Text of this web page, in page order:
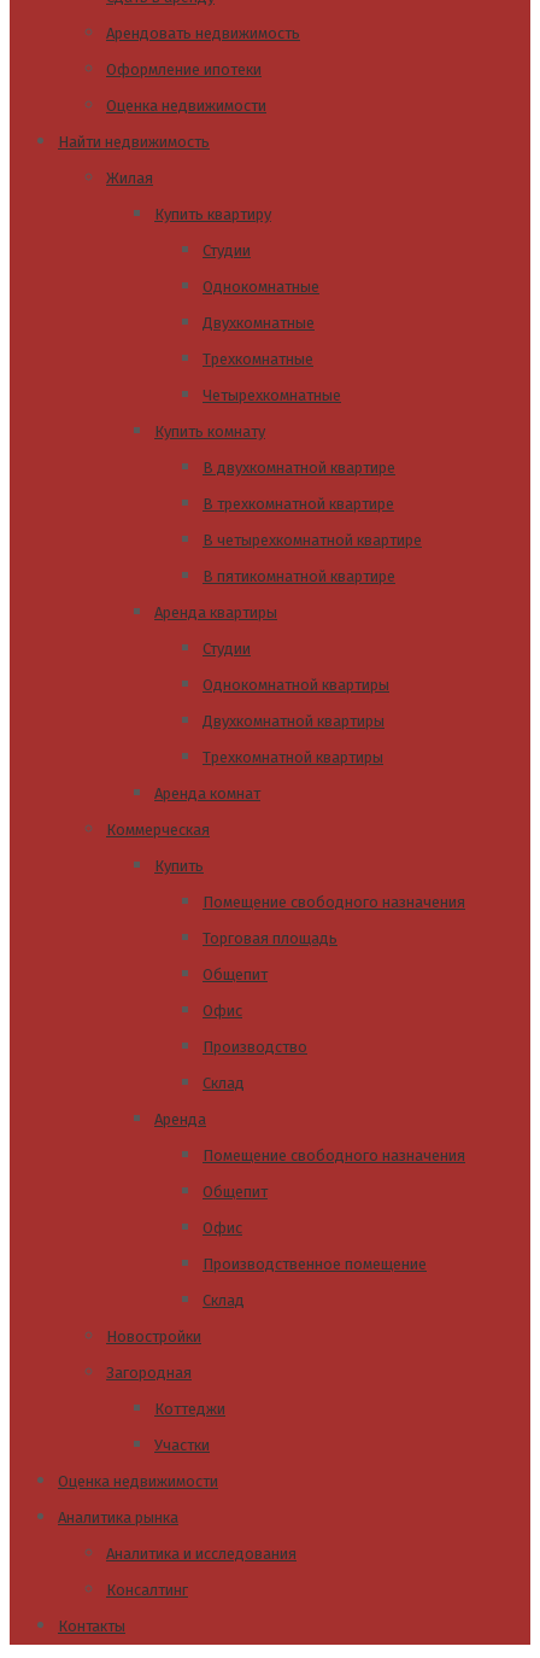
Арендовать недвижимость
Оформление ипотеки
Оценка недвижимости
Найти недвижимость
Жилая
Купить квартиру
Студии
Однокомнатные
Двухкомнатные
Трехкомнатные
Четырехкомнатные
Купить комнату
В двухкомнатной квартире
В трехкомнатной квартире
В четырехкомнатной квартире
В пятикомнатной квартире
Аренда квартиры
Студии
Однокомнатной квартиры
Двухкомнатной квартиры
Трехкомнатной квартиры
Аренда комнат
Коммерческая
Купить
Помещение свободного назначения
Торговая площадь
Общепит
Офис
Производство
Склад
Аренда
Помещение свободного назначения
Общепит
Офис
Производственное помещение
Склад
Новостройки
Загородная
Коттеджи
Участки
Оценка недвижимости
Аналитика рынка
Аналитика и исследования
Консалтинг
Контакты